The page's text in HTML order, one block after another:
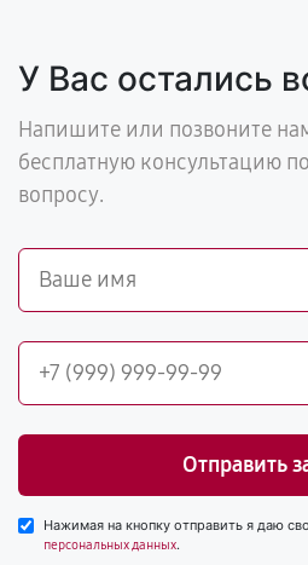
У Вас остались
Напишите или позвоните
бесплатную консультацию
вопросу.
Отправить
Нажимая на кнопку отправить я даю
персональных данных.